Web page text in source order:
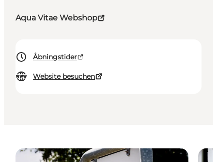
Aqua Vitae Webshop
Åbningstider
Website besuchen